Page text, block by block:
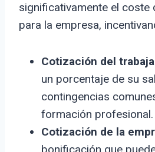
significativamente el coste
para la empresa,
Cotización del
un porcentaje de su
contingencias
formación profesional.
Cotización de la